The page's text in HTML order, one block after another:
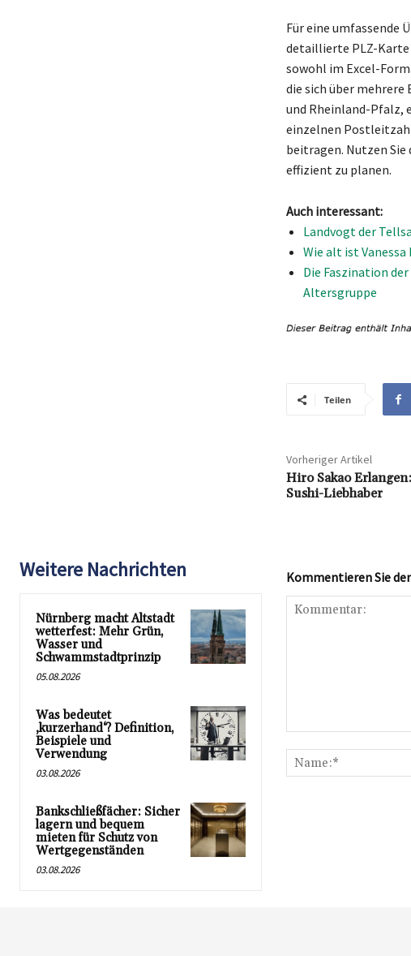
Für eine umfassende
detaillierte PLZ-Karte
sowohl im Excel-
die sich über mehrere
und Rheinland-Pfalz,
einzelnen
beitragen. Nutzen Sie
effizient zu planen.
Auch interessant:
Landvogt der
Wie alt ist
Die Faszination
Altersgruppe
Teilen
Vorheriger Artikel
Hiro Sakao
Sushi-Liebhaber
Weitere Nachrichten
Nürnberg macht Altstadt
wetterfest: Mehr Grün,
Wasser und
Schwammstadtprinzip
05.08.2026
Was bedeutet
‚kurzerhand‘? Definition,
Beispiele und
Verwendung
03.08.2026
Bankschließfächer: Sicher
lagern und bequem
mieten für Schutz von
Wertgegenständen
03.08.2026
Kommentieren Sie